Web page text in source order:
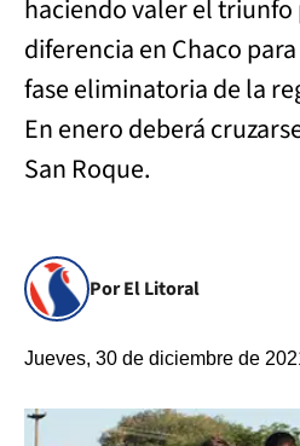
haciendo valer el
diferencia en Chaco
fase eliminatoria de la
En enero deberá
San Roque.
Por El Litoral
Jueves, 30 de diciembre de